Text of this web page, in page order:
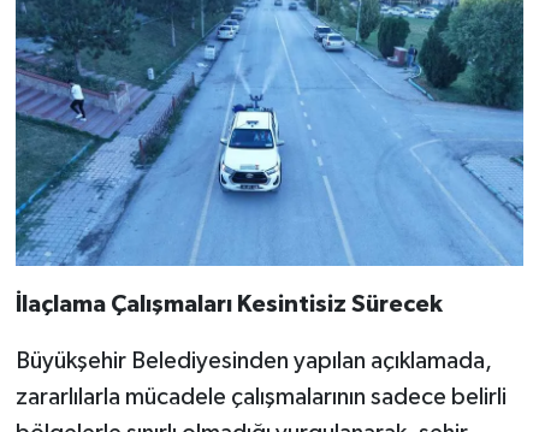
İlaçlama Çalışmaları Kesintisiz Sürecek
Büyükşehir Belediyesinden yapılan açıklamada,
zararlılarla mücadele çalışmalarının sadece belirli